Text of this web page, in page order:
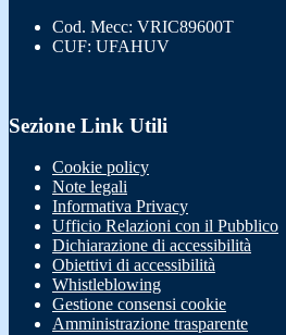
Cod. Mecc: VRIC89600T
CUF: UFAHUV
Sezione Link Utili
Cookie policy
Note legali
Informativa Privacy
Ufficio Relazioni con il Pubblico
Dichiarazione di accessibilità
Obiettivi di accessibilità
Whistleblowing
Gestione consensi cookie
Amministrazione trasparente